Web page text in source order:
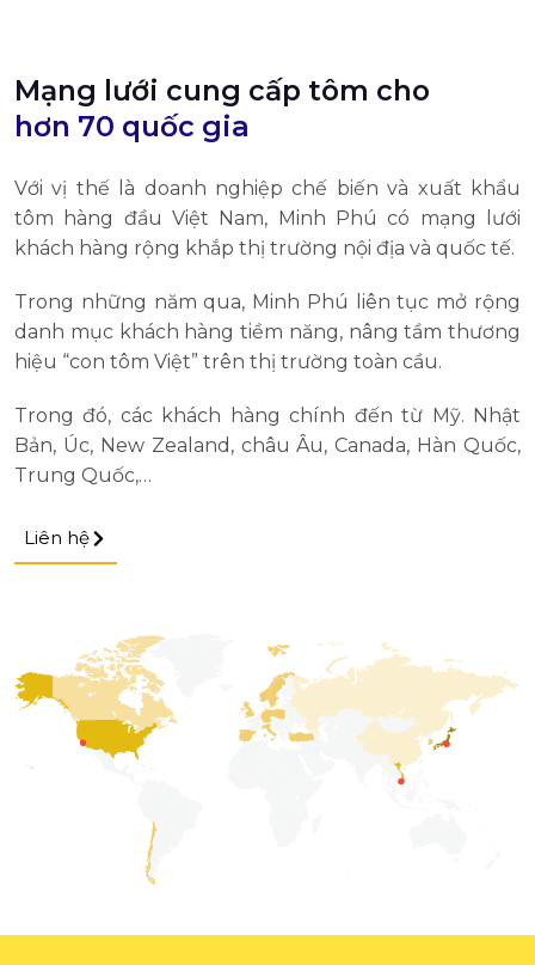
Mạng lưới cung cấp tôm cho
hơn 70 quốc gia
Với vị thế là doanh nghiệp chế biến và xuất khẩu
tôm hàng đầu Việt Nam, Minh Phú có mạng lưới
khách hàng rộng khắp thị trường nội địa và quốc tế.
Trong những năm qua, Minh Phú liên tục mở rộng
danh mục khách hàng tiềm năng, nâng tầm thương
hiệu “con tôm Việt” trên thị trường toàn cầu.
Trong đó, các khách hàng chính đến từ Mỹ. Nhật
Bản, Úc, New Zealand, châu Âu, Canada, Hàn Quốc,
Trung Quốc,…
Liên hệ